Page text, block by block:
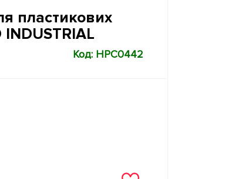
пластикових
Код: HPC0442